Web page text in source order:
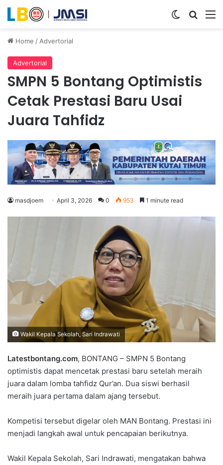
Switch skin
Home / Advertorial
Advertorial
SMPN 5 Bontang Optimistis
Cetak Prestasi Baru Usai
Juara Tahfidz
masdjoem April 3, 2026 0 953 1 minute read
Wakil Kepala Sekolah, Sari Indrawati
Latestbontang.com, BONTANG – SMPN 5 Bontang
optimistis dapat mencetak prestasi baru setelah meraih
juara dalam lomba tahfidz Qur’an. Dua siswi berhasil
meraih juara pertama dalam ajang tersebut.
Kompetisi tersebut digelar oleh MAN Bontang. Prestasi ini
menjadi langkah awal untuk pencapaian berikutnya.
Wakil Kepala Sekolah, Sari Indrawati, mengatakan bahwa